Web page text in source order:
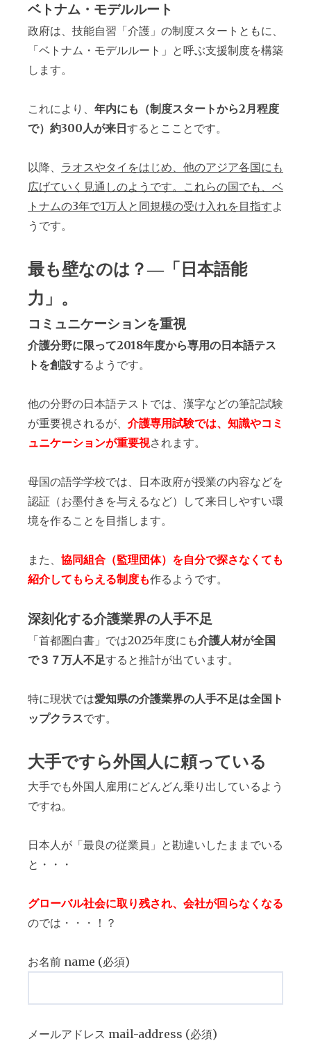
ベトナム・モデルルート
政府は、技能自習「介護」の制度スタートともに、
「ベトナム・モデルルート」と呼ぶ支援制度を構築
します。
これにより、 年内にも（制度スタートから2月程度
で）約300人が来日するとこことです。
以降、 ラオスやタイをはじめ、他のアジア各国にも
広げていく見通しのようです。これらの国でも、ベ
トナムの3年で1万人と同規模の受け入れを目指すよ
うです。
最も壁なのは？―「日本語能
力」。
コミュニケーションを重視
介護分野に限って2018年度から専用の日本語テス
トを創設するようです。
他の分野の日本語テストでは、漢字などの筆記試験
が重要視されるが、 介護専用試験では、知識やコミ
ュニケーションが重要視されます。
母国の語学学校では、日本政府が授業の内容などを
認証（お墨付きを与えるなど）して来日しやすい環
境を作ることを目指します。
また、 協同組合（監理団体）を自分で探さなくても
紹介してもらえる制度も作るようです。
深刻化する介護業界の人手不足
「首都圏白書」では2025年度にも介護人材が全国
で３７万人不足すると推計が出ています。
特に現状では愛知県の介護業界の人手不足は全国ト
ップクラスです。
大手ですら外国人に頼っている
大手でも外国人雇用にどんどん乗り出しているよう
ですね。
日本人が「最良の従業員」と勘違いしたままでいる
と・・・
グローバル社会に取り残され、会社が回らなくなる
のでは・・・！？
お名前 name (必須)
メールアドレス mail-address (必須)